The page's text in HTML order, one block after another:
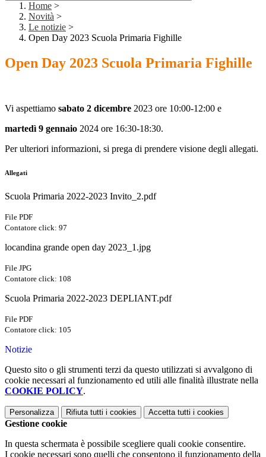
Home >
Novità >
Le notizie >
Open Day 2023 Scuola Primaria Fighille
Open Day 2023 Scuola Primaria Fighille
Vi aspettiamo sabato 2 dicembre 2023 ore 10:00-12:00 e
martedì 9 gennaio 2024 ore 16:30-18:30.
Per ulteriori informazioni, si prega di prendere visione degli allegati.
Allegati
Scuola Primaria 2022-2023 Invito_2.pdf
File PDF
Contatore click: 97
locandina grande open day 2023_1.jpg
File JPG
Contatore click: 108
Scuola Primaria 2022-2023 DEPLIANT.pdf
File PDF
Contatore click: 105
Notizie
Questo sito o gli strumenti terzi da questo utilizzati si avvalgono di
cookie necessari al funzionamento ed utili alle finalità illustrate nella
COOKIE POLICY.
Personalizza Rifiuta tutti i cookies Accetta tutti i cookies
Gestione cookie
In questa schermata è possibile scegliere quali cookie consentire.
I cookie necessari sono quelli che consentono il funzionamento della